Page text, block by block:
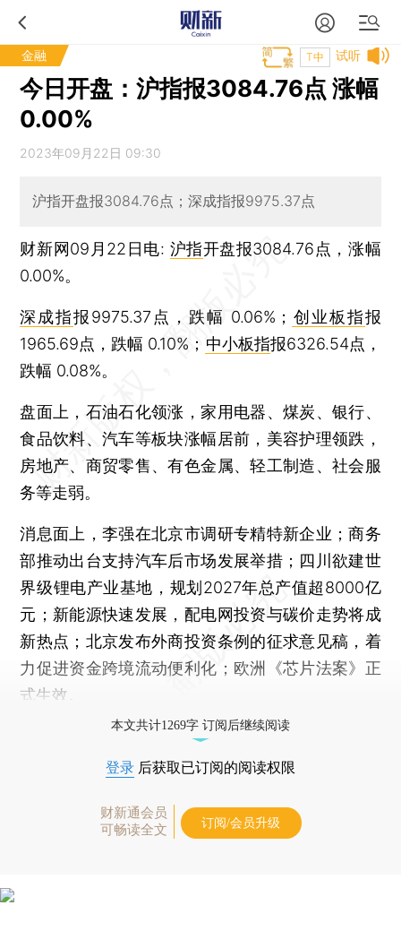
金融 试听
T中
今日开盘：沪指报3084.76点 涨幅
0.00%
2023年09月22日 09:30
沪指开盘报3084.76点；深成指报9975.37点
财新网09月22日电: 沪指开盘报3084.76点，涨幅
0.00%。
深成指报9975.37点，跌幅 0.06%； 创业板指报
1965.69点，跌幅 0.10%； 中小板指报6326.54点，
跌幅 0.08%。
盘面上，石油石化领涨，家用电器、煤炭、银行、
食品饮料、汽车等板块涨幅居前，美容护理领跌，
房地产、商贸零售、有色金属、轻工制造、社会服
务等走弱。
消息面上，李强在北京市调研专精特新企业；商务
部推动出台支持汽车后市场发展举措；四川欲建世
界级锂电产业基地，规划2027年总产值超8000亿
元；新能源快速发展，配电网投资与碳价走势将成
新热点；北京发布外商投资条例的征求意见稿，着
力促进资金跨境流动便利化；欧洲《芯片法案》正
式生效。
本文共计1269字 订阅后继续阅读
登录 后获取已订阅的阅读权限
财新通会员
可畅读全文
订阅/会员升级